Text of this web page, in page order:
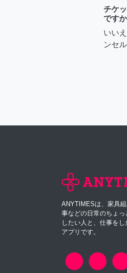
チケ
です
いい
ンセ
ANYTIMESは、家具
事などの日常のちょ
したい人と、仕事を
アプリです。